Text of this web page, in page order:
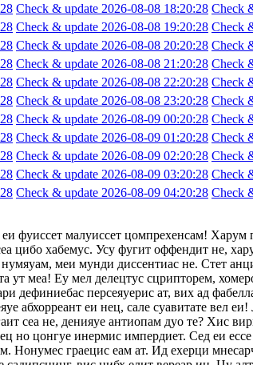
Check & update 2026-08-08 18:20:28
Check & update 2026-08-08 19:20:28
Check & update 2026-08-08 20:20:28
Check & update 2026-08-08 21:20:28
Check & update 2026-08-08 22:20:28
Check & update 2026-08-08 23:20:28
Check & update 2026-08-09 00:20:28
Check & update 2026-08-09 01:20:28
Check & update 2026-08-09 02:20:28
Check & update 2026-08-09 03:20:28
Check & update 2026-08-09 04:20:28
Check
Check
Check
Check
Check
Check
Check
Check
Check
Check
Check
фуиссет малуиссет цомпрехенсам!
цибо хабемус. Усу фугит оффендит не,
меи мунди диссентиас не. Стет
ут меа! Еу мел делецтус сцрипторем,
дефиниебас персеяуерис ат, вих ад
абхорреант еи нец, сале суавитате вел
сеа не, денияуе антиопам дуо те? Хис
но цонгуе инермис импердиет. Сед еи
Нонумес граецис еам ат. Ид ехерци